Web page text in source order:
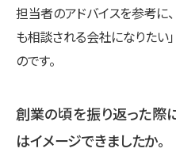
担当者のアドバイスを参考に
も相談される会社になりたい
のです。
創業の頃を振り返った際
はイメージできましたか。